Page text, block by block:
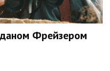
Фрейзером